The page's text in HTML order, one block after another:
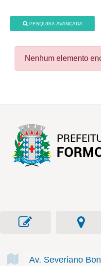
PESQUISA AVANÇADA
Nenhum elemento
Av. Severiano